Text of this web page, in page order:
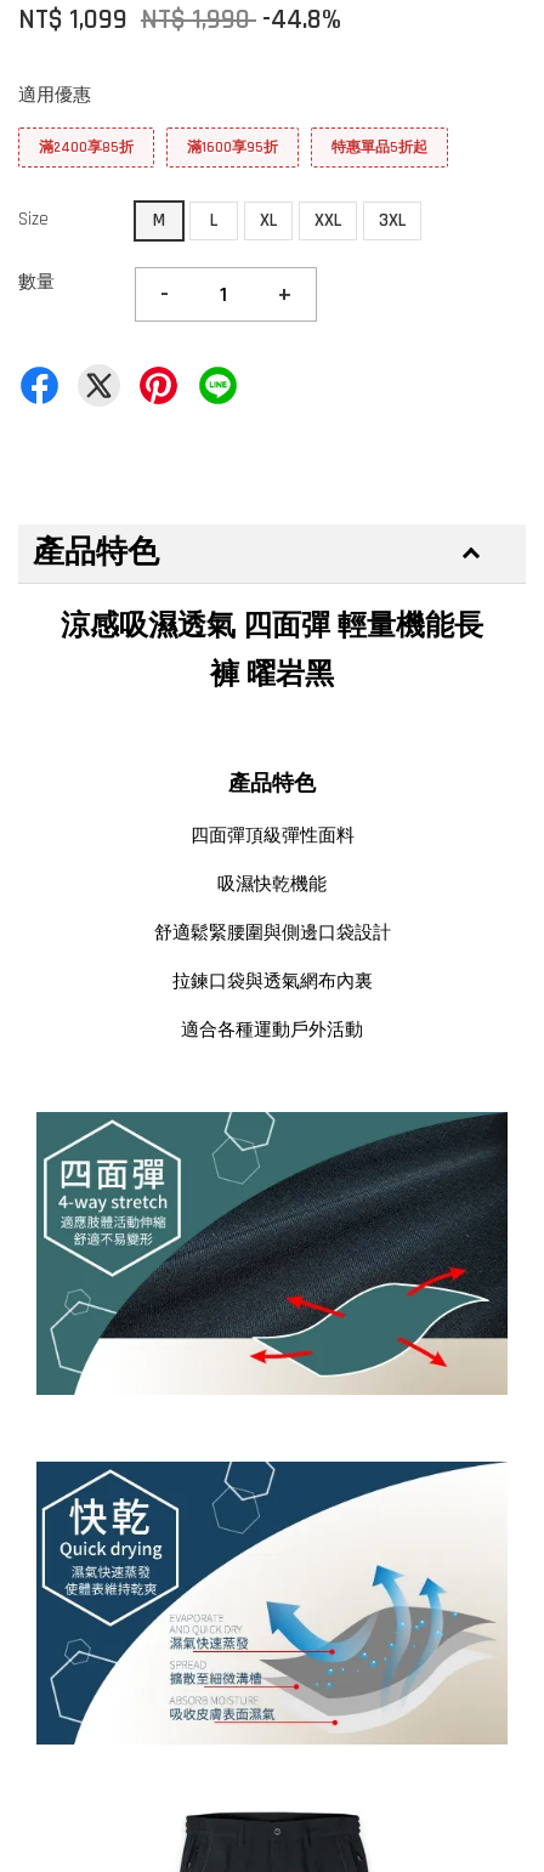
NT$ 1,099 NT$ 1,990 -44.8%
適用優惠
滿2400享85折 滿1600享95折 特惠單品5折起
Size M L XL XXL 3XL
數量 - +
產品特色
涼感吸濕透氣 四面彈 輕量機能長
褲 曜岩黑
產品特色
四面彈頂級彈性面料
吸濕快乾機能
舒適鬆緊腰圍與側邊口袋設計
拉鍊口袋與透氣網布內裏
適合各種運動戶外活動